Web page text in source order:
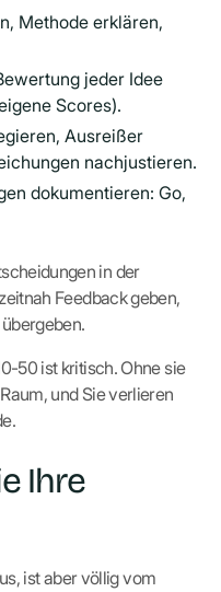
Methode erklären,
jeder Idee
Scores).
Ausreißer
nachjustieren.
dokumentieren: Go,
in der
Feedback geben,
50 ist kritisch. Ohne sie
und Sie verlieren
Ihre
ist aber völlig vom